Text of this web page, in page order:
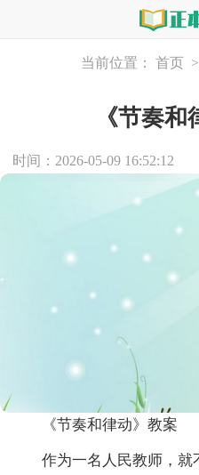
当前位置： 首页 >
《节奏
时间：2026-05-09 16:52:12
《节奏和律动》教案
作为一名人民教师，就